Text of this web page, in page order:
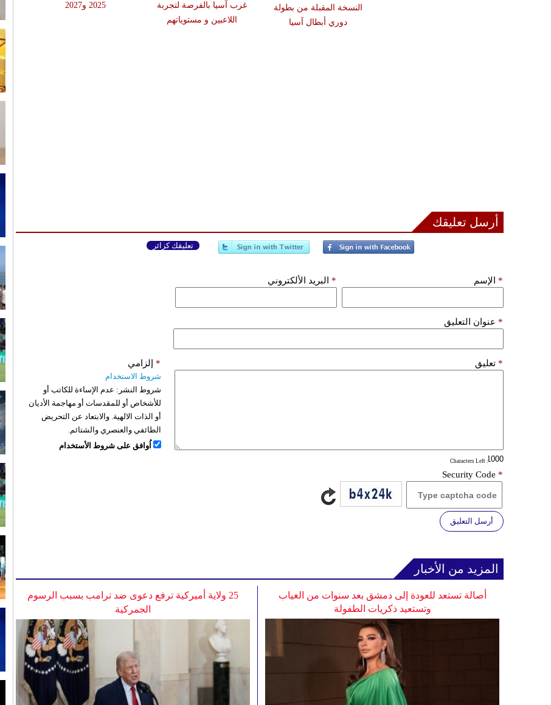
2025 و2027
غرب آسيا بالفرصة لتجربة
اللاعبين و مستوياتهم
النسخة المقبلة من بطولة
دوري أبطال آسيا
أرسل تعليقك
تعليقك كزائر
الإسم * البريد الألكتروني *
عنوان التعليق *
تعليق *
: Characters Left
إلزامي *
شروط الاستخدام
شروط النشر: عدم الإساءة للكاتب أو
للأشخاص أو للمقدسات أو مهاجمة الأديان
أو الذات الالهية. والابتعاد عن التحريض
الطائفي والعنصري والشتائم.
اُوافق على شروط الأستخدام
Security Code *
أرسل التعليق
المزيد من الأخبار
25 ولاية أميركية ترفع دعوى ضد ترامب بسبب الرسوم
الجمركية
أصالة تستعد للعودة إلى دمشق بعد سنوات من الغياب
وتستعيد ذكريات الطفولة